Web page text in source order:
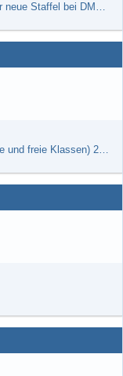
Die Modellbauer - Das Duell | Bewerbung für neue Staffel bei DMAX *Werbung*
Race Night in Lauba (LRP Offroad Challenge und freie Klassen) 25/26.08